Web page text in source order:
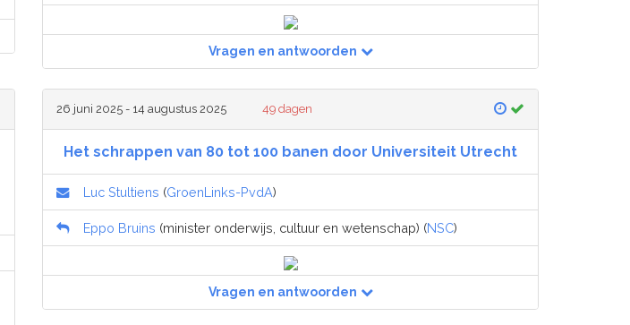
Vragen en antwoorden
26 juni 2025 - 14 augustus 2025 49 dagen
Het schrappen van 80 tot 100 banen door Universiteit Utrecht
Luc Stultiens (GroenLinks-PvdA)
Eppo Bruins (minister onderwijs, cultuur en wetenschap) (NSC)
Vragen en antwoorden